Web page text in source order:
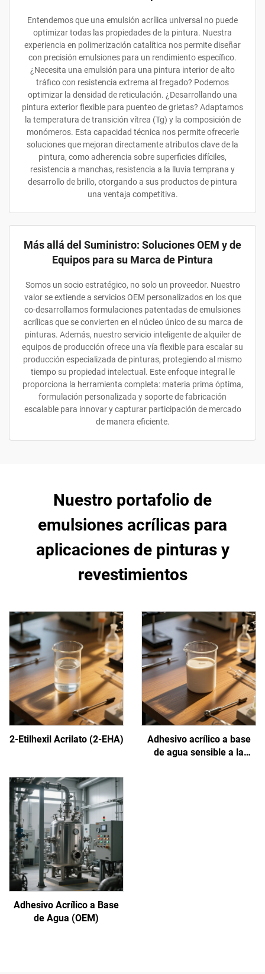
Entendemos que una emulsión acrílica universal no puede
optimizar todas las propiedades de la pintura. Nuestra
experiencia en polimerización catalítica nos permite diseñar
con precisión emulsiones para un rendimiento específico.
¿Necesita una emulsión para una pintura interior de alto
tráfico con resistencia extrema al fregado? Podemos
optimizar la densidad de reticulación. ¿Desarrollando una
pintura exterior flexible para puenteo de grietas? Adaptamos
la temperatura de transición vítrea (Tg) y la composición de
monómeros. Esta capacidad técnica nos permite ofrecerle
soluciones que mejoran directamente atributos clave de la
pintura, como adherencia sobre superficies difíciles,
resistencia a manchas, resistencia a la lluvia temprana y
desarrollo de brillo, otorgando a sus productos de pintura
una ventaja competitiva.
Más allá del Suministro: Soluciones OEM y de
Equipos para su Marca de Pintura
Somos un socio estratégico, no solo un proveedor. Nuestro
valor se extiende a servicios OEM personalizados en los que
co-desarrollamos formulaciones patentadas de emulsiones
acrílicas que se convierten en el núcleo único de su marca de
pinturas. Además, nuestro servicio inteligente de alquiler de
equipos de producción ofrece una vía flexible para escalar su
producción especializada de pinturas, protegiendo al mismo
tiempo su propiedad intelectual. Este enfoque integral le
proporciona la herramienta completa: materia prima óptima,
formulación personalizada y soporte de fabricación
escalable para innovar y capturar participación de mercado
de manera eficiente.
Nuestro portafolio de
emulsiones acrílicas para
aplicaciones de pinturas y
revestimientos
2-Etilhexil Acrilato (2-EHA)
Adhesivo acrílico a base
de agua sensible a la
Adhesivo Acrílico a Base
de Agua (OEM)